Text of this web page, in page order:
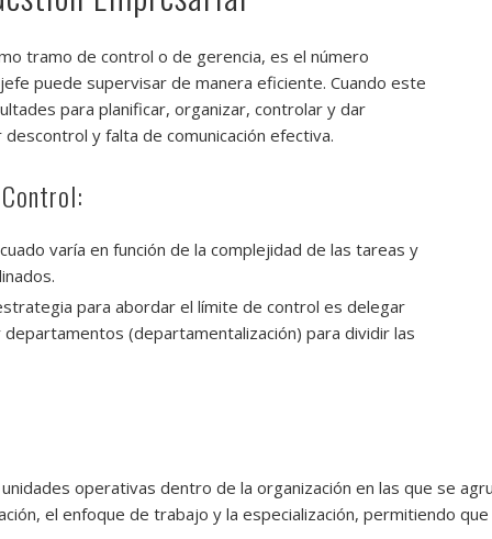
tramo de control o de gerencia, es el número
puede supervisar de manera eficiente. Cuando este
para planificar, organizar, controlar y dar
y falta de comunicación efectiva.
varía en función de la complejidad de las tareas y
para abordar el límite de control es delegar
(departamentalización) para dividir las
operativas dentro de la organización en las que se
el enfoque de trabajo y la especialización, permitiendo